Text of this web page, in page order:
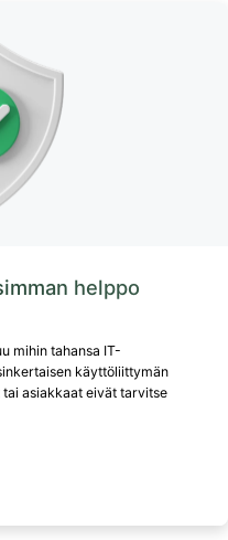
helppo
mihin tahansa IT-
käyttöliittymän
asiakkaat eivät tarvitse